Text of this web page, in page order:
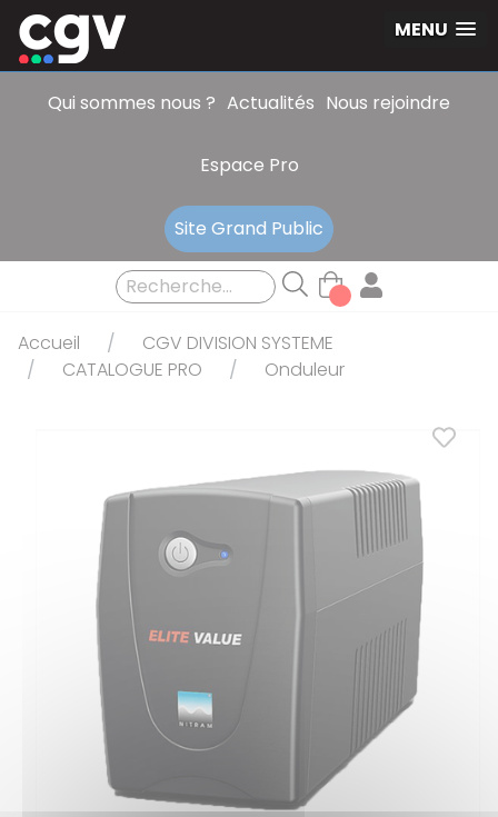
MENU
Qui sommes nous ? Actualités Nous rejoindre
Espace Pro
Site Grand Public
Accueil
CGV DIVISION SYSTEME
CATALOGUE PRO
Onduleur
Panneau de gestion des cookies